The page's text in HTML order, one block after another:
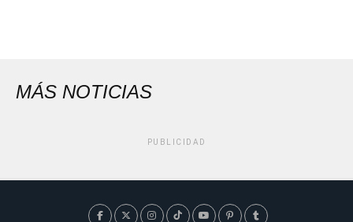
MÁS NOTICIAS
PUBLICIDAD